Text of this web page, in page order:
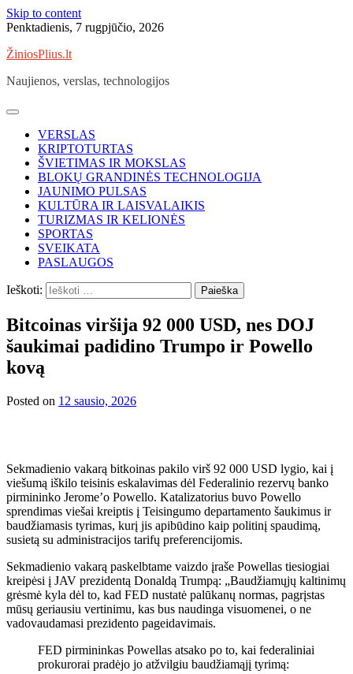
Skip to content
Penktadienis, 7 rugpjūčio, 2026
ŽiniosPlius.lt
Naujienos, verslas, technologijos
VERSLAS
KRIPTOTURTAS
ŠVIETIMAS IR MOKSLAS
BLOKŲ GRANDINĖS TECHNOLOGIJA
JAUNIMO PULSAS
KULTŪRA IR LAISVALAIKIS
TURIZMAS IR KELIONĖS
SPORTAS
SVEIKATA
PASLAUGOS
Ieškoti:
Bitcoinas viršija 92 000 USD, nes DOJ
šaukimai padidino Trumpo ir Powello
kovą
Posted on 12 sausio, 2026
Sekmadienio vakarą bitkoinas pakilo virš 92 000 USD lygio, kai į
viešumą iškilo teisinis eskalavimas dėl Federalinio rezervų banko
pirmininko Jerome’o Powello. Katalizatorius buvo Powello
sprendimas viešai kreiptis į Teisingumo departamento šaukimus ir
baudžiamasis tyrimas, kurį jis apibūdino kaip politinį spaudimą,
susietą su administracijos tarifų preferencijomis.
Sekmadienio vakarą paskelbtame vaizdo įraše Powellas tiesiogiai
kreipėsi į JAV prezidentą Donaldą Trumpą: „Baudžiamųjų kaltinimų
grėsmė kyla dėl to, kad FED nustatė palūkanų normas, pagrįstas
mūsų geriausiu vertinimu, kas bus naudinga visuomenei, o ne
vadovaudamasi prezidento pageidavimais.
FED pirmininkas Powellas atsako po to, kai federaliniai
prokurorai pradėjo jo atžvilgiu baudžiamąjį tyrimą: